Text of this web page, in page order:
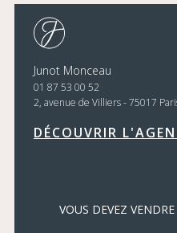
Junot Monceau
01 87 53 00 52
2, avenue de Villiers - 75017
DÉCOUVRIR
VOUS DEVEZ